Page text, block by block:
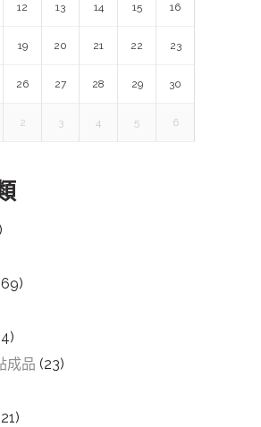
12 13 14 15 16
19 20 21 22 23
26 27 28 29 30
2 3 4 5 6
成品 (23)